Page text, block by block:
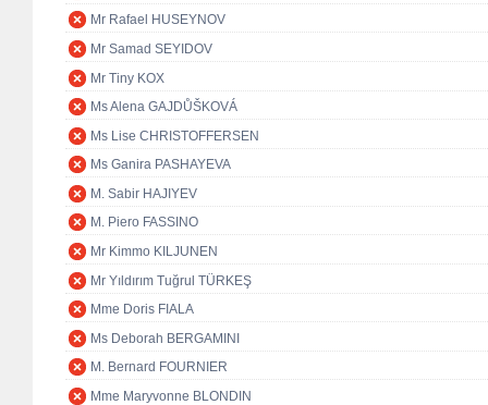
Mr Rafael HUSEYNOV
Mr Samad SEYIDOV
Mr Tiny KOX
Ms Alena GAJDŮŠKOVÁ
Ms Lise CHRISTOFFERSEN
Ms Ganira PASHAYEVA
M. Sabir HAJIYEV
M. Piero FASSINO
Mr Kimmo KILJUNEN
Mr Yıldırım Tuğrul TÜRKEŞ
Mme Doris FIALA
Ms Deborah BERGAMINI
M. Bernard FOURNIER
Mme Maryvonne BLONDIN